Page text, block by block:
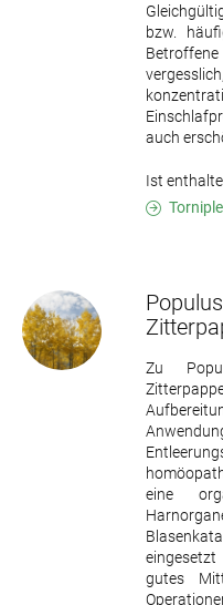
bzw.
auch
Ist
Zu
eine
gutes